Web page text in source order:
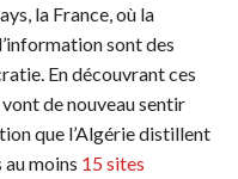
la France, où la
sont des
En découvrant ces
de nouveau sentir
que l’Algérie distillent
au moins 15 sites